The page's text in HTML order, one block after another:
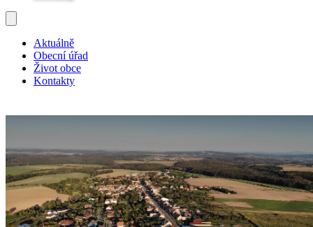
Aktuálně
Obecní úřad
Život obce
Kontakty